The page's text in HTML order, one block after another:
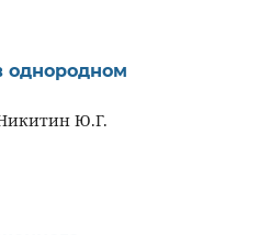
однородном
Ю.Г.